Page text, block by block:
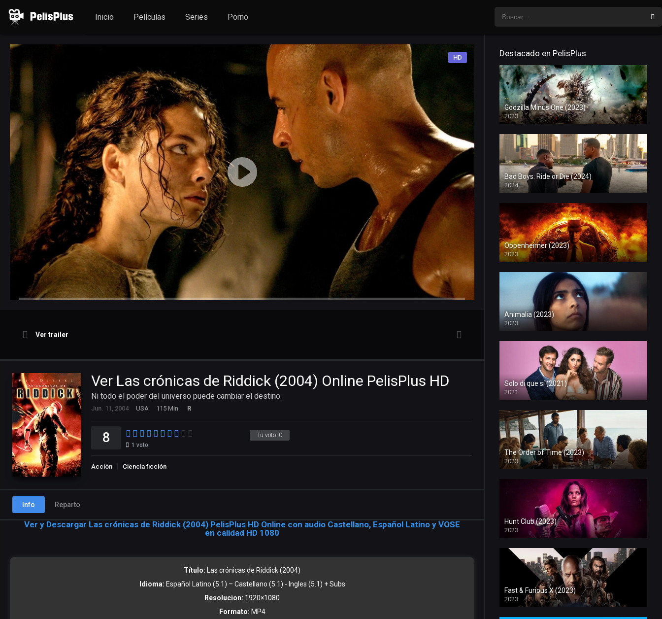
Inicio Películas Series Porno
HD
Ver trailer
Ver Las crónicas de Riddick (2004) Online PelisPlus HD
Ni todo el poder del universo puede cambiar el destino.
Jun. 11, 2004 USA 115 Min. R
Tu voto: 0
8 1 voto
Acción Ciencia ficción
Info Reparto
Ver y Descargar Las crónicas de Riddick (2004) PelisPlus HD Online con audio Castellano, Español Latino y VOSE
en calidad HD 1080
Título: Las crónicas de Riddick (2004)
Idioma: Español Latino (5.1) – Castellano (5.1) - Ingles (5.1) + Subs
Resolucion: 1920×1080
Formato: MP4
Destacado en PelisPlus
Godzilla Minus One (2023)
2023
Bad Boys: Ride or Die (2024)
2024
Oppenheimer (2023)
2023
Animalia (2023)
2023
Solo di que sí (2021)
2021
The Order of Time (2023)
2023
Hunt Club (2023)
2023
Fast & Furious X (2023)
2023